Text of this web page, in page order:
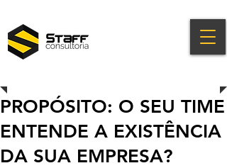
PROPÓSITO: O SEU TIME
ENTENDE A EXISTÊNCIA
DA SUA EMPRESA?